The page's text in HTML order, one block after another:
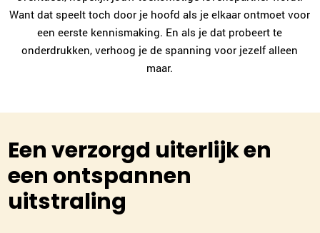
Want dat speelt toch door je hoofd als je elkaar ontmoet voor
een eerste kennismaking. En als je dat probeert te
onderdrukken, verhoog je de spanning voor jezelf alleen
maar.
Een verzorgd uiterlijk en
een ontspannen
uitstraling